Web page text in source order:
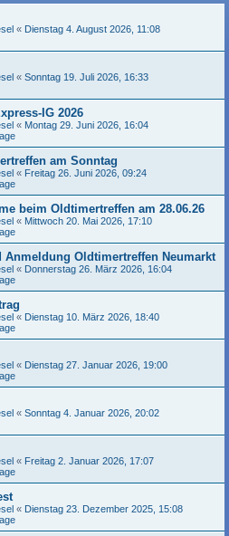
« Dienstag 4. August 2026, 11:08
« Sonntag 19. Juli 2026, 16:33
IG 2026
« Montag 29. Juni 2026, 16:04
am Sonntag
« Freitag 26. Juni 2026, 09:24
beim Oldtimertreffen am 28.06.26
« Mittwoch 20. Mai 2026, 17:10
Anmeldung Oldtimertreffen Neumarkt
« Donnerstag 26. März 2026, 16:04
« Dienstag 10. März 2026, 18:40
« Dienstag 27. Januar 2026, 19:00
« Sonntag 4. Januar 2026, 20:02
« Freitag 2. Januar 2026, 17:07
« Dienstag 23. Dezember 2025, 15:08